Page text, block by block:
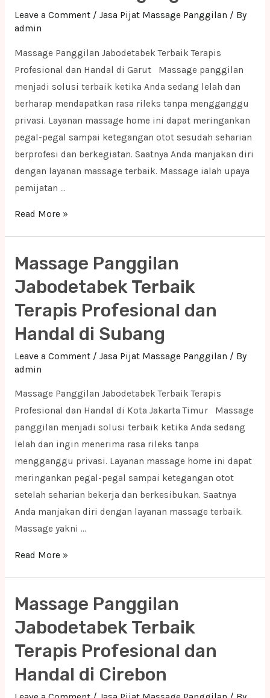
Bekasi
Leave a Comment / Jasa Pijat Massage Panggilan / By
admin
Massage Panggilan Jabodetabek Terbaik Terapis
Profesional dan Handal di Garut Massage panggilan
menjadi solusi terbaik ketika Anda sedang lelah dan
berharap mendapatkan rasa rileks tanpa mengganggu
privasi. Layanan massage home ini dapat meringankan
pegal-pegal sampai ketegangan otot sesudah seharian
berprofesi dan berkegiatan. Saatnya Anda manjakan diri
dengan layanan massage terbaik. Massage ialah upaya
pemijatan …
Massage
Terbaik
Terapis
dan
Handal
Tarogong
Read More »
Massage Panggilan
Jabodetabek Terbaik
Terapis Profesional dan
Handal di Subang
Leave a Comment / Jasa Pijat Massage Panggilan / By
admin
Massage Panggilan Jabodetabek Terbaik Terapis
Profesional dan Handal di Kota Jakarta Timur Massage
panggilan menjadi solusi terbaik ketika Anda sedang
lelah dan ingin menerima rasa rileks tanpa
mengganggu privasi. Layanan massage home ini dapat
meringankan pegal-pegal sampai ketegangan otot
setelah seharian bekerja dan berkesibukan. Saatnya
Anda manjakan diri dengan layanan massage terbaik.
Massage yakni …
Massage
Terbaik
Terapis
dan
Handal
Read More »
Massage Panggilan
Jabodetabek Terbaik
Terapis Profesional dan
Handal di Cirebon